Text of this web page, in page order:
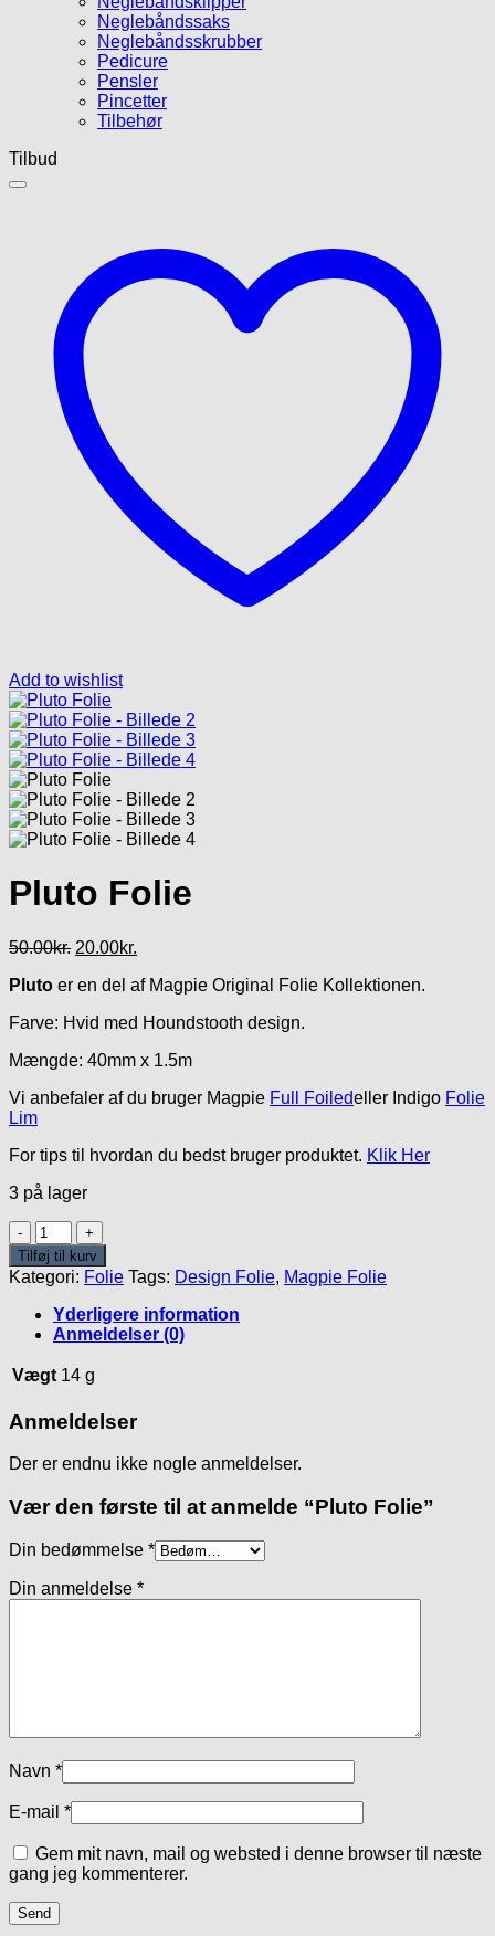
Neglebåndssaks
Neglebåndsskrubber
Pedicure
Pensler
Pincetter
Tilbehør
Tilbud
Add to wishlist
Pluto Folie
50.00kr. Den
pris
50.00kr..
20.00kr.
pris
20.00kr..
Pluto er en del af Magpie Original Folie Kollektionen.
Farve: Hvid med Houndstooth design.
Mængde: 40mm x 1.5m
Vi anbefaler af du bruger Magpie Full Foiledeller Indigo Folie
Lim
For tips til hvordan du bedst bruger produktet. Klik Her
3 på lager
Pluto
Folie
antal
Tilføj til kurv
Kategori: Folie Tags: Design Folie, Magpie Folie
Yderligere information
Anmeldelser (0)
Vægt 14 g
Anmeldelser
Der er endnu ikke nogle anmeldelser.
Vær den første til at anmelde “Pluto Folie”
Din bedømmelse *
Din anmeldelse *
Navn *
E-mail *
Gem mit navn, mail og websted i denne browser til næste
gang jeg kommenterer.